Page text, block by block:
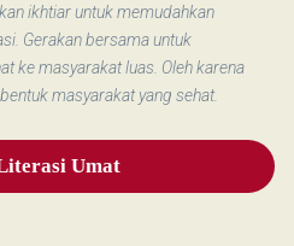
ikhtiar untuk memudahkan
Gerakan bersama untuk
ke masyarakat luas. Oleh karena
masyarakat yang sehat.
Umat